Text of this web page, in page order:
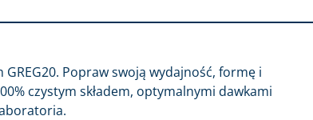
Popraw swoją wydajność, formę i
czystym składem, optymalnymi dawkami